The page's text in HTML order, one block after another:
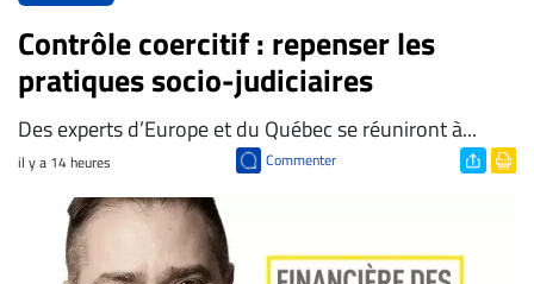
Contrôle coercitif : repenser les
pratiques socio-judiciaires
Des experts d’Europe et du Québec se réuniront à...
il y a 14 heures Commenter